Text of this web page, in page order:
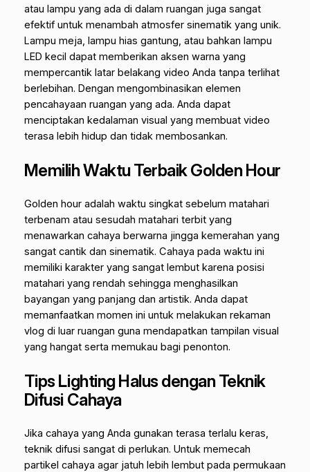
atau lampu yang ada di dalam ruangan juga sangat
efektif untuk menambah atmosfer sinematik yang unik.
Lampu meja, lampu hias gantung, atau bahkan lampu
LED kecil dapat memberikan aksen warna yang
mempercantik latar belakang video Anda tanpa terlihat
berlebihan. Dengan mengombinasikan elemen
pencahayaan ruangan yang ada. Anda dapat
menciptakan kedalaman visual yang membuat video
terasa lebih hidup dan tidak membosankan.
Memilih Waktu Terbaik Golden Hour
Golden houradalah waktu singkat sebelum matahari
terbenam atau sesudah matahari terbit yang
menawarkan cahaya berwarna jingga kemerahan yang
sangat cantik dan sinematik. Cahaya pada waktu ini
memiliki karakter yang sangat lembut karena posisi
matahari yang rendah sehingga menghasilkan
bayangan yang panjang dan artistik. Anda dapat
memanfaatkan momen ini untuk melakukan rekaman
vlog di luar ruangan guna mendapatkan tampilan visual
yang hangat serta memukau bagi penonton.
Tips Lighting Halus dengan Teknik
Difusi Cahaya
Jika cahaya yang Anda gunakan terasa terlalu keras,
teknik difusi sangat di perlukan. Untuk memecah
partikel cahaya agar jatuh lebih lembut pada permukaan